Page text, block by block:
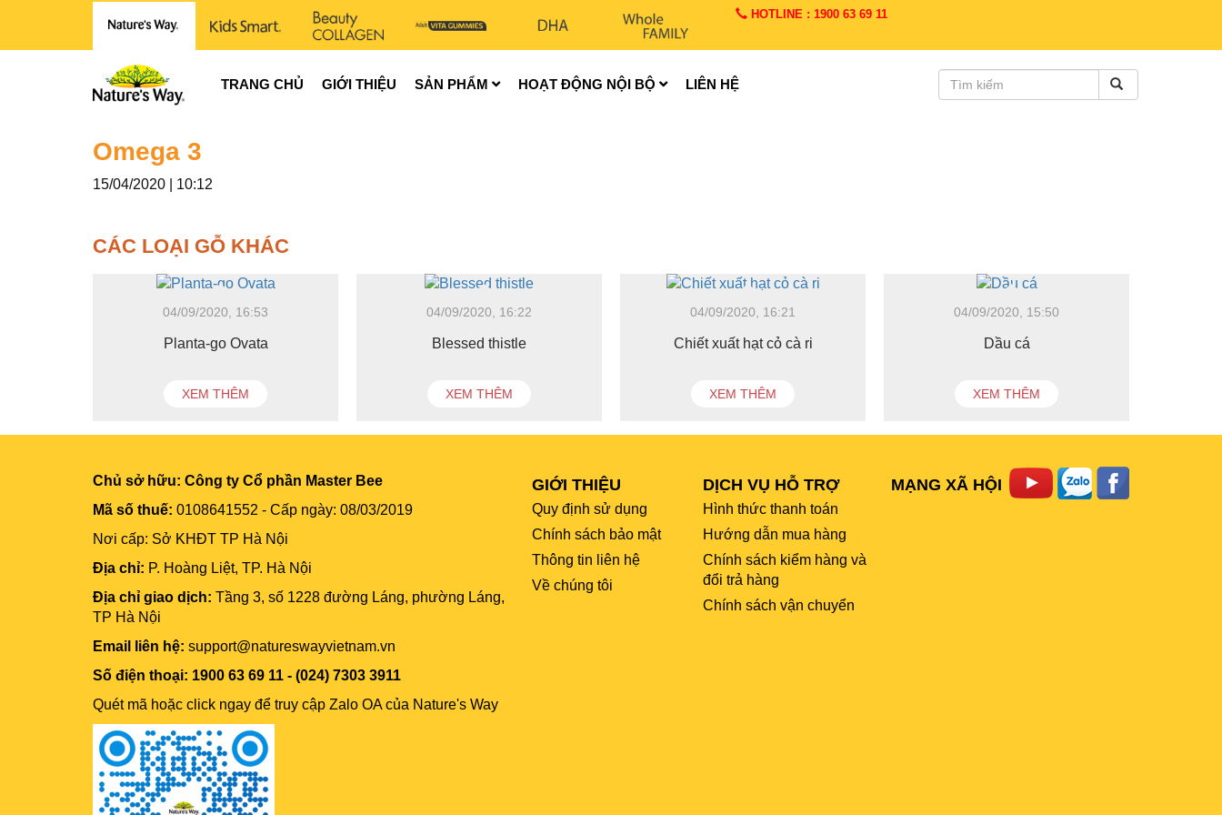
HOTLINE : 1900 63 69 11
TRANG CHỦ GIỚI THIỆU SẢN PHẨM HOẠT ĐỘNG NỘI BỘ LIÊN HỆ
Omega 3
15/04/2020 | 10:12
CÁC LOẠI GỖ KHÁC
04/09/2020, 16:53
Planta-go Ovata
XEM THÊM
04/09/2020, 16:22
Blessed thistle
XEM THÊM
04/09/2020, 16:21
Chiết xuất hạt cỏ cà ri
XEM THÊM
04/09/2020, 15:50
Dầu cá
XEM THÊM
Chủ sở hữu: Công ty Cổ phần Master Bee
Mã số thuế: 0108641552 - Cấp ngày: 08/03/2019
Nơi cấp: Sở KHĐT TP Hà Nội
Địa chỉ: P. Hoàng Liệt, TP. Hà Nội
Địa chỉ giao dịch: Tầng 3, số 1228 đường Láng, phường Láng,
TP Hà Nội
Email liên hệ: support@natureswayvietnam.vn
Số điện thoại: 1900 63 69 11 - (024) 7303 3911
Quét mã hoặc click ngay để truy cập Zalo OA của Nature's Way
GIỚI THIỆU
Quy định sử dụng
Chính sách bảo mật
Thông tin liên hệ
Về chúng tôi
DỊCH VỤ HỖ TRỢ
Hình thức thanh toán
Hướng dẫn mua hàng
Chính sách kiểm hàng và
đổi trả hàng
Chính sách vận chuyển
MẠNG XÃ HỘI